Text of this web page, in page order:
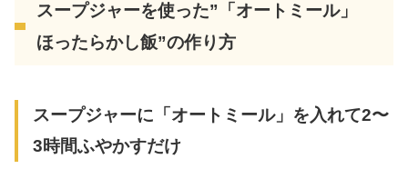
スープジャーを使った”「オートミール」
ほったらかし飯”の作り方
スープジャーに「オートミール」を入れて2〜
3時間ふやかすだけ